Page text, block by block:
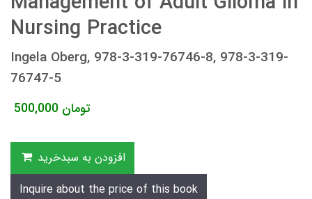
Nursing Practice
Ingela Oberg, 978-3-319-76746-8, 978-3-319-
76747-5
500,000 تومان
افزودن به سبدخرید
Inquire about the price of this book